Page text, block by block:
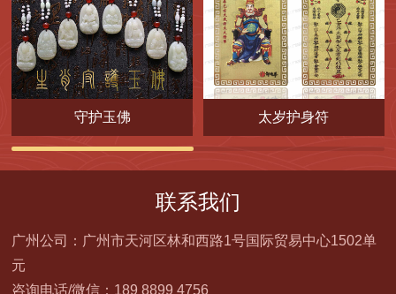
守护玉佛 太岁护身符
联系我们
广州公司：广州市天河区林和西路1号国际贸易中心1502单
元
咨询电话/微信：189 8899 4756